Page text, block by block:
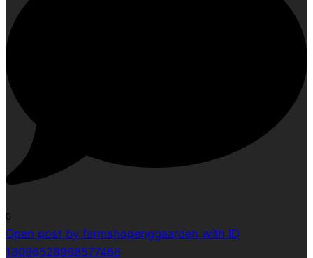
0
Open post by farmshopenggaarden with ID
18096528998577468